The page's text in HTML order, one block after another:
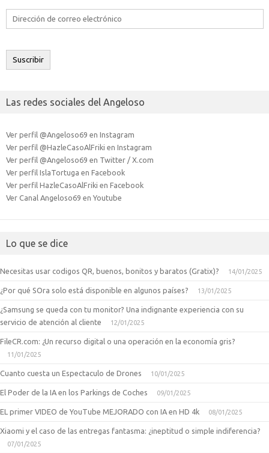
Dirección
electrónico
Suscribir
Las redes sociales del Angeloso
Ver perfil @Angeloso69 en Instagram
Ver perfil @HazleCasoAlFriki en Instagram
Ver perfil @Angeloso69 en Twitter / X.com
Ver perfil IslaTortuga en Facebook
Ver perfil HazleCasoAlFriki en Facebook
Ver Canal Angeloso69 en Youtube
Lo que se dice
Necesitas usar codigos QR, buenos, bonitos y baratos (Gratix)? 14/01/2025
¿Por qué SOra solo está disponible en algunos países? 13/01/2025
¿Samsung se queda con tu monitor? Una indignante experiencia con su
servicio de atención al cliente
12/01/2025
FileCR.com: ¿Un recurso digital o una operación en la economía gris?
11/01/2025
Cuanto cuesta un Espectaculo de Drones 10/01/2025
El Poder de la IA en los Parkings de Coches 09/01/2025
EL primer VIDEO de YouTube MEJORADO con IA en HD 4k 08/01/2025
Xiaomi y el caso de las entregas fantasma: ¿ineptitud o simple indiferencia?
07/01/2025